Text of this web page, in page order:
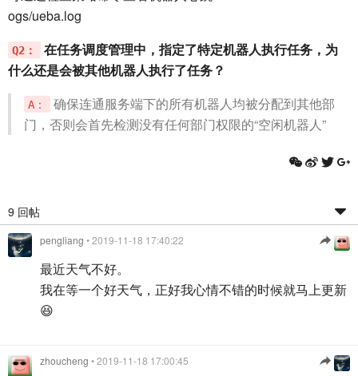
ogs/ueba.log
Q2：
在任务调度管理中，指定了特定机器人执行任务，为
什么还是会被其他机器人执行了任务？
A：
确保连通服务端下的所有机器人均被分配到其他部
门，否则会首先检测没有任何部门权限的“空闲机器人”
9 回帖
pengliang • 2019-11-18 17:40:22
最近天气不好。
我在等一个好天气，正好我心情不错的时候就马上更新
😆
zhoucheng • 2019-11-18 17:00:45